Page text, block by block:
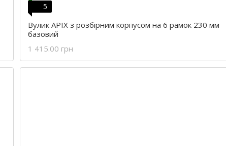
5
Вулик APIX з розбірним корпусом на 6 рамок 230 мм
базовий
1 415.00 грн